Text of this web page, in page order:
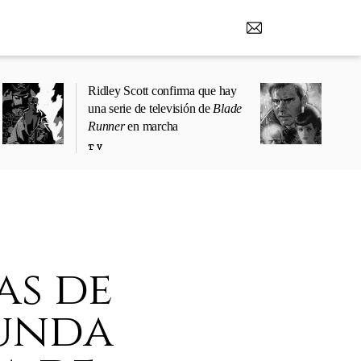
Ridley Scott confirma que hay
una serie de televisión de Blade
Runneren marcha
TV
de